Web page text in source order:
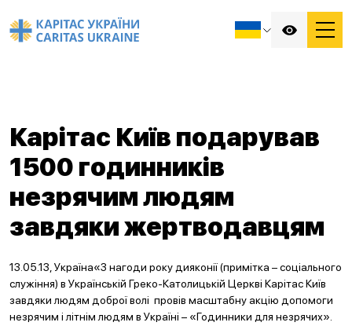
Карітас Київ подарував
1500 годинників
незрячим людям
завдяки жертводавцям
13.05.13, Україна«З нагоди року дияконії (примітка – соціального
служіння) в Українській Греко-Католицькій Церкві Карітас Київ
завдяки людям доброї волі провів масштабну акцію допомоги
незрячим і літнім людям в Україні – «Годинники для незрячих».